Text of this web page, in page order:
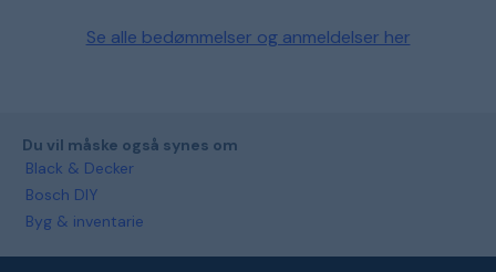
Se alle bedømmelser og anmeldelser her
Du vil måske også synes om
Black & Decker
Bosch DIY
Byg & inventarie